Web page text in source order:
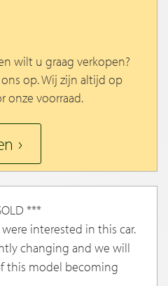
wilt u graag verkopen?
op. Wij zijn altijd op
onze voorraad.
***
interested in this car.
changing and we will
this model becoming